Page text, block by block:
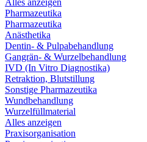
Alles anzeigen
Pharmazeutika
Pharmazeutika
Anästhetika
Dentin- & Pulpabehandlung
Gangrän- & Wurzelbehandlung
IVD (In Vitro Diagnostika)
Retraktion, Blutstillung
Sonstige Pharmazeutika
Wundbehandlung
Wurzelfüllmaterial
Alles anzeigen
Praxisorganisation